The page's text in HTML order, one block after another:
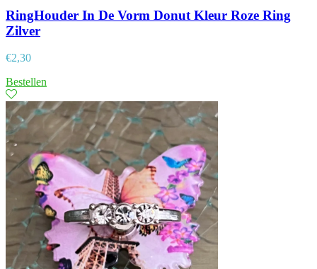
RingHouder In De Vorm Donut Kleur Roze Ring
Zilver
€2,30
Bestellen